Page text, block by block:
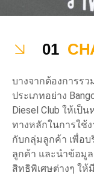
01
บางจากต้องการร
ประเภทอย่าง
Diesel Club ให้เป็
ทางหลักในการใช้
กับกลุ่มลูกค้า เพื่อบ
ลูกค้า และนำข้อมู
สิทธิพิเศษต่างๆ ใ